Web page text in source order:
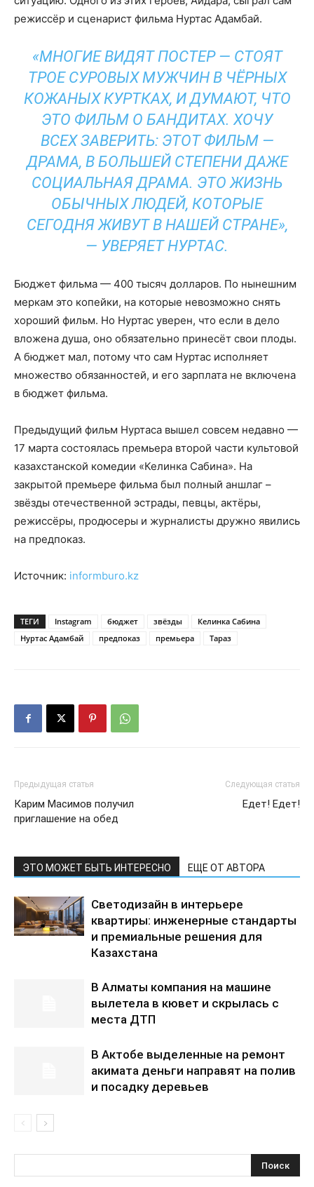
режиссёр и сценарист фильма Нуртас Адамбай.
«МНОГИЕ ВИДЯТ ПОСТЕР — СТОЯТ
ТРОЕ СУРОВЫХ МУЖЧИН В ЧЁРНЫХ
КОЖАНЫХ КУРТКАХ, И ДУМАЮТ, ЧТО
ЭТО ФИЛЬМ О БАНДИТАХ. ХОЧУ
ВСЕХ ЗАВЕРИТЬ: ЭТОТ ФИЛЬМ —
ДРАМА, В БОЛЬШЕЙ СТЕПЕНИ ДАЖЕ
СОЦИАЛЬНАЯ ДРАМА. ЭТО ЖИЗНЬ
ОБЫЧНЫХ ЛЮДЕЙ, КОТОРЫЕ
СЕГОДНЯ ЖИВУТ В НАШЕЙ СТРАНЕ»,
— УВЕРЯЕТ НУРТАС.
Бюджет фильма — 400 тысяч долларов. По нынешним
меркам это копейки, на которые невозможно снять
хороший фильм. Но Нуртас уверен, что если в дело
вложена душа, оно обязательно принесёт свои плоды.
А бюджет мал, потому что сам Нуртас исполняет
множество обязанностей, и его зарплата не включена
в бюджет фильма.
Предыдущий фильм Нуртаса вышел совсем недавно —
17 марта состоялась премьера второй части культовой
казахстанской комедии «Келинка Сабина». На
закрытой премьере фильма был полный аншлаг –
звёзды отечественной эстрады, певцы, актёры,
режиссёры, продюсеры и журналисты дружно явились
на предпоказ.
Источник: informburo.kz
ТЕГИ Instagram бюджет звёзды
Келинка Сабина
Нуртас Адамбай
предпоказ премьера Тараз
Предыдущая статья
Карим Масимов получил
приглашение на обед
Следующая статья
Едет! Едет!
ЭТО МОЖЕТ БЫТЬ ИНТЕРЕСНО ЕЩЕ ОТ АВТОРА
Светодизайн в интерьере
квартиры: инженерные стандарты
и премиальные решения для
Казахстана
В Алматы компания на машине
вылетела в кювет и скрылась с
места ДТП
В Актобе выделенные на ремонт
акимата деньги направят на полив
и посадку деревьев